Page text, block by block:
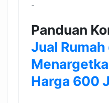
-
Panduan
Jual
Harga 600